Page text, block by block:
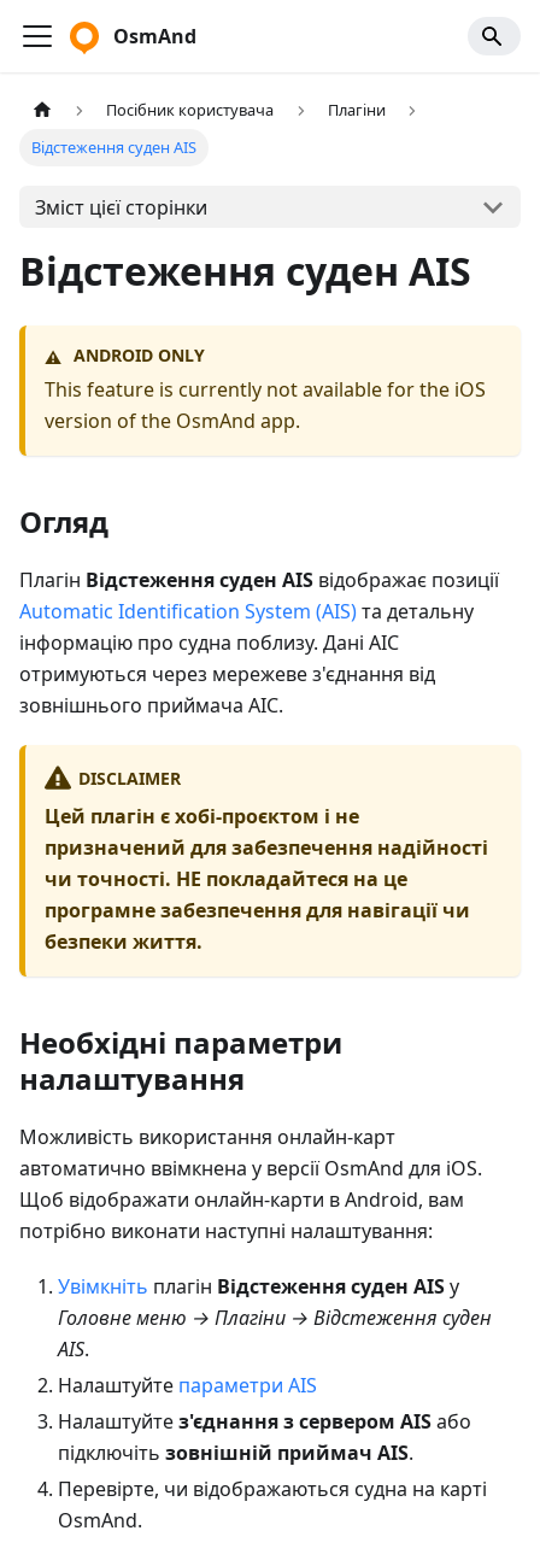
OsmAnd
Посібник користувача
Плагіни
Відстеження суден AIS
Зміст цієї сторінки
Відстеження суден AIS
⚠️ ANDROID ONLY
This feature is currently not available for the iOS
version of the OsmAnd app.
Огляд
Плагін Відстеження суден AIS відображає позиції
Automatic Identification System (AIS)та детальну
інформацію про судна поблизу. Дані АІС
отримуються через мережеве з'єднання від
зовнішнього приймача АІС.
DISCLAIMER
Цей плагін є хобі-проєктом і не
призначений для забезпечення надійності
чи точності. НЕ покладайтеся на це
програмне забезпечення для навігації чи
безпеки життя.
Необхідні параметри
налаштування
Можливість використання онлайн-карт
автоматично ввімкнена у версії OsmAnd для iOS.
Щоб відображати онлайн-карти в Android, вам
потрібно виконати наступні налаштування:
Увімкніть плагін Відстеження суден AISу
Головне меню → Плагіни → Відстеження суден
AIS.
Налаштуйте параметри AIS
Налаштуйтез'єднання з сервером AISабо
підключіть зовнішній приймач AIS.
Перевірте, чи відображаються судна на карті
OsmAnd.